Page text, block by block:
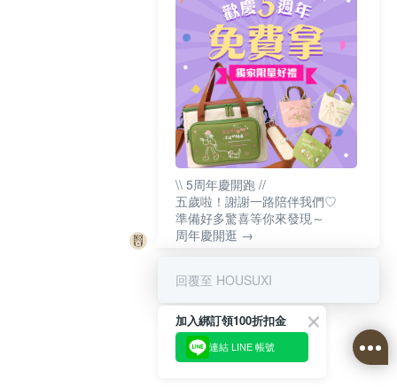
\\ 5周年慶開跑 //
五歲啦！謝謝一路陪伴我們♡
準備好多驚喜等你來發現～
周年慶開逛 →
回覆至 HOUSUXI
加入綁訂領100折扣金
連結 LINE 帳號